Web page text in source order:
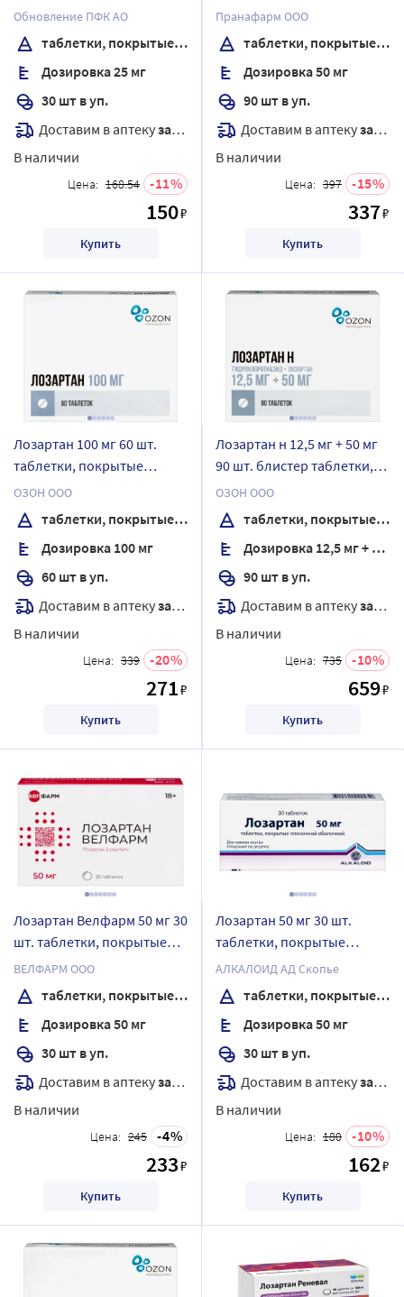
пленочной оболочкой
Обновление ПФК АО
таблетки, покрытые пленочной оболочкой
Дозировка 25 мг
30 шт в уп.
Доставим в аптекузавтра
В наличии
Цена: 168.54 11
150₽
Купить
пленочной оболочкой
Пранафарм ООО
таблетки, покрытые пленочной оболочкой
Дозировка 50 мг
90 шт в уп.
Доставим в аптекузавтра
В наличии
Цена: 397 15
337₽
Купить
Лозартан 100 мг 60 шт.
таблетки, покрытые
пленочной оболочкой
ОЗОН ООО
таблетки, покрытые пленочной оболочкой
Дозировка 100 мг
60 шт в уп.
Доставим в аптекузавтра
В наличии
Цена: 339 20
271₽
Купить
Лозартан н 12,5 мг + 50 мг
90 шт. блистер таблетки,
покрытые пленочной
оболочкой
ОЗОН ООО
таблетки, покрытые пленочной оболочкой
Дозировка 12,5 мг + 50 мг
90 шт в уп.
Доставим в аптекузавтра
В наличии
Цена: 735 10
659₽
Купить
Лозартан Велфарм 50 мг 30
шт. таблетки, покрытые
пленочной оболочкой
ВЕЛФАРМ ООО
таблетки, покрытые пленочной оболочкой
Дозировка 50 мг
30 шт в уп.
Доставим в аптекузавтра
В наличии
Цена: 245 4
233₽
Купить
Лозартан 50 мг 30 шт.
таблетки, покрытые
пленочной оболочкой
АЛКАЛОИД АД Скопье
таблетки, покрытые пленочной оболочкой
Дозировка 50 мг
30 шт в уп.
Доставим в аптекузавтра
В наличии
Цена: 180 10
162₽
Купить